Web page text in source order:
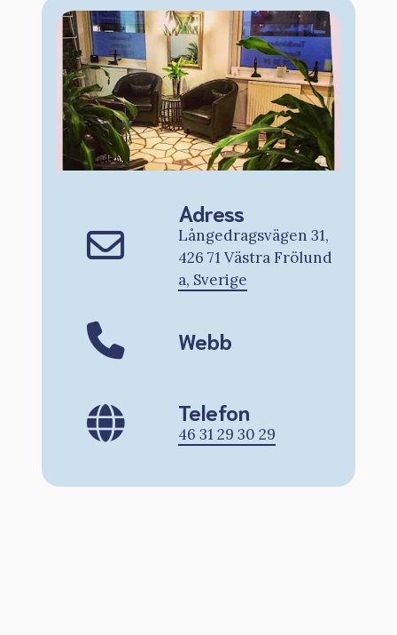
Adress
Långedragsvägen 31,
426 71 Västra Frölund
a, Sverige
Webb
Telefon
46 31 29 30 29